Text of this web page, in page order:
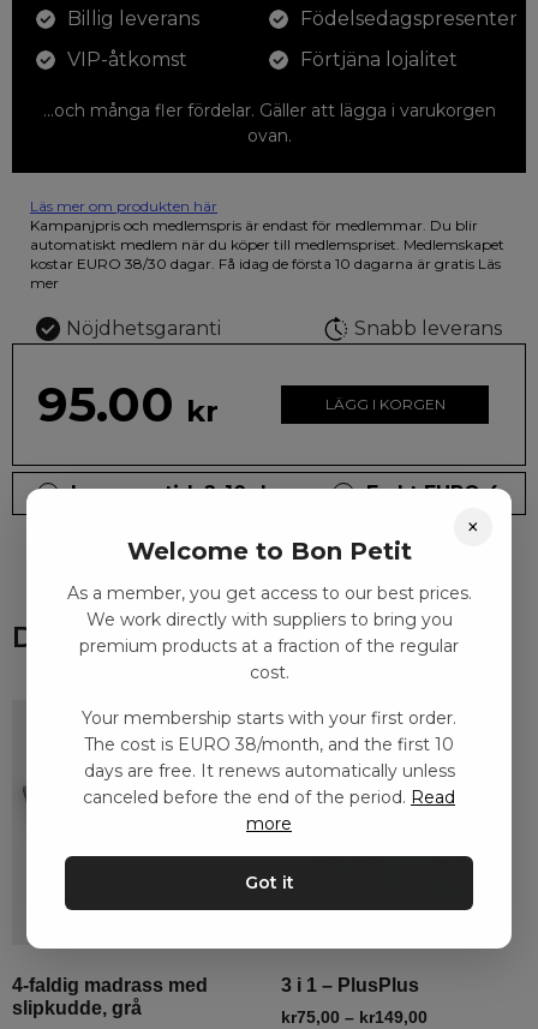
Billig leverans
VIP-åtkomst
Födelsedagspresenter
Förtjäna lojalitet
...och många fler fördelar. Gäller att lägga i varukorgen
ovan.
Läs mer om produkten här
12 färgpennor som du kan färglägga dina teckningar med. På
illustrationen på den vackra askan finns fjärilar i vilda fluorescerande
färger.
Kampanjpris och medlemspris är endast för medlemmar. Du blir
automatiskt medlem när du köper till medlemspriset. Medlemskapet
kostar EURO 38/30 dagar. Få idag de första 10 dagarna är gratis Läs
mer
Nöjdhetsgaranti Snabb leverans
95.00 kr LÄGG I KORGEN
Leveranstid: 2-10 dagar Frakt EURO 4
Du kanske också gillar
4-faldig madrass med
slipkudde, grå
3 i 1 – PlusPlus
kr75,00 – kr149,00
×
Welcome to Bon Petit
As a member, you get access to our best prices.
We work directly with suppliers to bring you
premium products at a fraction of the regular
cost.
Your membership starts with your first order.
The cost is EURO 38/month, and the first 10
days are free. It renews automatically unless
canceled before the end of the period. Read
more
Got it